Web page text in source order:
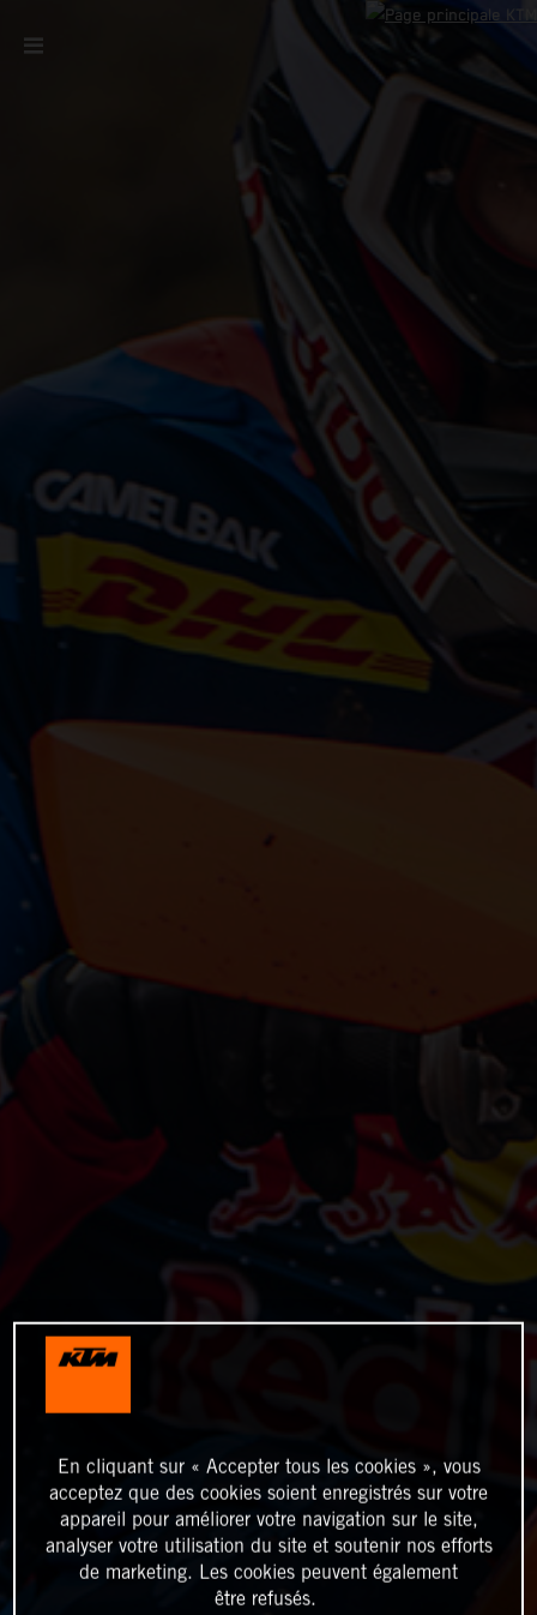
En cliquant sur « Accepter tous les cookies », vous
acceptez que des cookies soient enregistrés sur votre
appareil pour améliorer votre navigation sur le site,
analyser votre utilisation du site et soutenir nos efforts
de marketing. Les cookies peuvent également
être refusés.